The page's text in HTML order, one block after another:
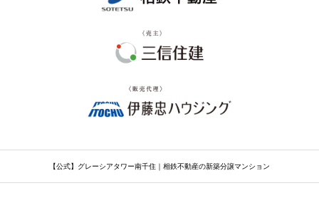
【公式】グレーシアタワー南千住｜相鉄不動産の新築分譲マンション